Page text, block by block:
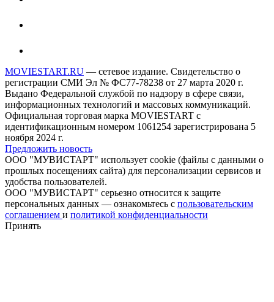
MOVIESTART.RU — сетевое издание. Свидетельство о
регистрации СМИ Эл № ФС77-78238 от 27 марта 2020 г.
Выдано Федеральной службой по надзору в сфере связи,
информационных технологий и массовых коммуникаций.
Официальная торговая марка MOVIESTART с
идентификационным номером 1061254 зарегистрирована 5
ноября 2024 г.
Предложить новость
ООО "МУВИСТАРТ" использует cookie (файлы с данными о
прошлых посещениях сайта) для персонализации сервисов и
удобства пользователей.
ООО "МУВИСТАРТ" серьезно относится к защите
персональных данных — ознакомьтесь с пользовательским
соглашением и политикой конфиденциальности
Принять